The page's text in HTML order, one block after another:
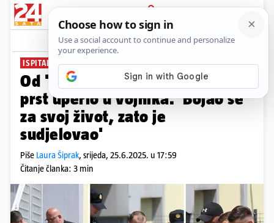
PRIJAVA
News Komentari
ISPITALI BIVŠEG SUPRUGA PLUS+
Od 'plejke' do ubojstva: Fran je
prst uperio u vojnika. 'Bojao se
za svoj život, zato je
sudjelovao'
Piše Laura Šiprak, srijeda, 25.6.2025. u 17:59
Čitanje članka: 3 min